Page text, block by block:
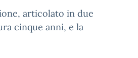
articolato in due
cinque anni, e la